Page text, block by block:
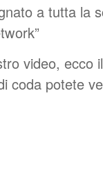
a tutta la
video,
coda potete